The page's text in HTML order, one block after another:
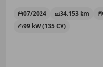
07/2024 34.153 km
99 kW (135 CV)